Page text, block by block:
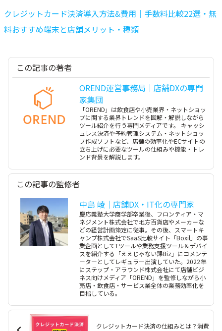
クレジットカード決済導入方法&費用｜手数料比較22選・無
料おすすめ端末と店舗メリット・種類
この記事の著者
OREND運営事務局｜店舗DXの専門
家集団
「OREND」は飲食店や小売業界・ネットショッ
プに関する業界トレンドを図解・解説しながら
ツール紹介を行う専門メディアです。 キャッシ
ュレス決済や予約管理システム・ネットショッ
プ作成ソフトなど、店舗の効率化やECサイトの
立ち上げに必要なツールの仕組みや機能・トレ
ンド背景を解説します。
この記事の監修者
中島 崚｜店舗DX・IT化の専門家
慶応義塾大学商学部卒業後、フロンティア・マ
ネジメント株式会社で地方百貨店やメーカーな
どの経営計画策定に従事。その後、スマートキ
ャンプ株式会社でSaaS比較サイト「Boxil」の事
業企画としてTツールや業務支援ツール＆デバイ
スを紹介する「ええじゃない課Biz」にコメンテ
ーターとしてレギュラー出演していた。2022年
にステップ・アラウンド株式会社にて店舗ビジ
ネス向けメディア「OREND」を監修しながら小
売店・飲食店・サービス業全体の業務効率化を
目指している。
クレジットカード決済の仕組みとは？消費